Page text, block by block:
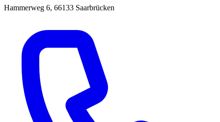
Hammerweg 6, 66133 Saarbrücken